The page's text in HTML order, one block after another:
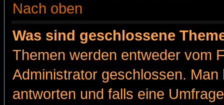
Nach oben
Was sind geschlossene
Themen werden entweder vom
Administrator geschlossen.
antworten und falls eine